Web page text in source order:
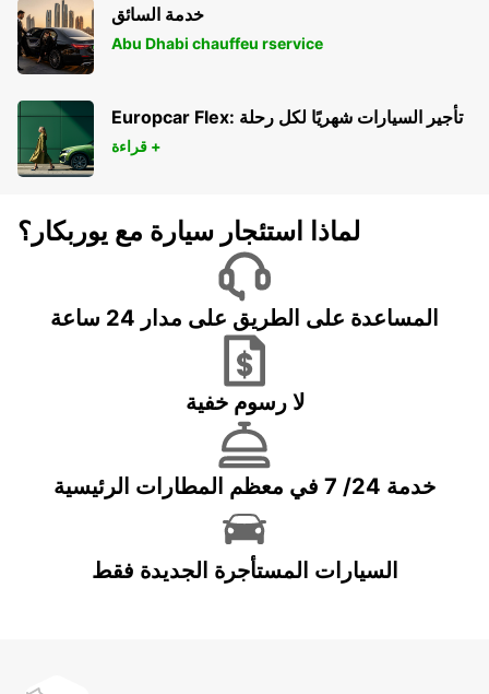
خدمة السائق
Abu Dhabi chauffeu rservice
Europcar Flex: تأجير السيارات شهريًا لكل رحلة
قراءة +
لماذا استئجار سيارة مع يوربكار؟
المساعدة على الطريق على مدار 24 ساعة
لا رسوم خفية
خدمة 24/ 7 في معظم المطارات الرئيسية
السيارات المستأجرة الجديدة فقط